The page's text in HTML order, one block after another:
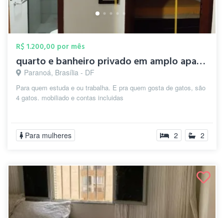
R$ 1.200,00 por mês
quarto e banheiro privado em amplo apart...
Paranoá, Brasília - DF
Para quem estuda e ou trabalha. E pra quem gosta de gatos, são
4 gatos. mobiliado e contas incluidas
Para mulheres 2 2